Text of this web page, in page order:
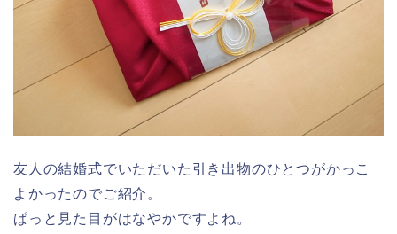
友人の結婚式でいただいた引き出物のひとつがかっこ
よかったのでご紹介。
ぱっと見た目がはなやかですよね。